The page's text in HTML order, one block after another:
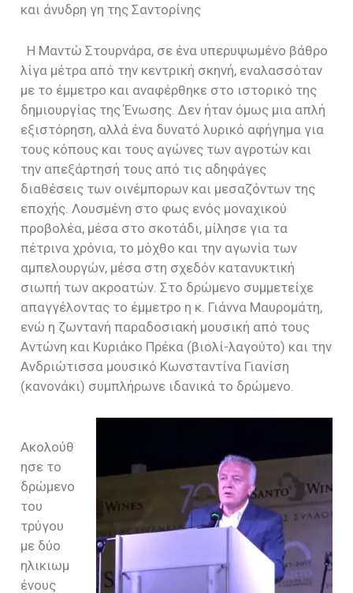
και άνυδρη γη της Σαντορίνης
Η Μαντώ Στουρνάρα, σε ένα υπερυψωμένο βάθρο
λίγα μέτρα από την κεντρική σκηνή, εναλασσόταν
με το έμμετρο και αναφέρθηκε στο ιστορικό της
δημιουργίας της Ένωσης. Δεν ήταν όμως μια απλή
εξιστόρηση, αλλά ένα δυνατό λυρικό αφήγημα για
τους κόπους και τους αγώνες των αγροτών και
την απεξάρτησή τους από τις αδηφάγες
διαθέσεις των οινέμπορων και μεσαζόντων της
εποχής. Λουσμένη στο φως ενός μοναχικού
προβολέα, μέσα στο σκοτάδι, μίλησε για τα
πέτρινα χρόνια, το μόχθο και την αγωνία των
αμπελουργών, μέσα στη σχεδόν κατανυκτική
σιωπή των ακροατών. Στο δρώμενο συμμετείχε
απαγγέλοντας το έμμετρο η κ. Γιάννα Μαυρομάτη,
ενώ η ζωντανή παραδοσιακή μουσική από τους
Αντώνη και Κυριάκο Πρέκα (βιολί-λαγούτο) και την
Ανδριώτισσα μουσικό Κωνσταντίνα Γιανίση
(κανονάκι) συμπλήρωνε ιδανικά το δρώμενο.
Ακολούθ
ησε το
δρώμενο
του
τρύγου
με δύο
ηλικιωμ
ένους